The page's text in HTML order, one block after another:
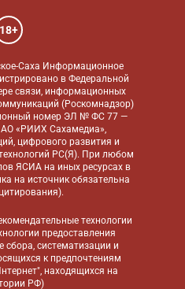
18+
Саха Информационное
в Федеральной
связи, информационных
(Роскомнадзор)
номер ЭЛ № ФС 77 —
АО «РИИХ Сахамедиа»,
цифрового развития и
РС(Я). При любом
ЯСИА на иных ресурсах в
на источник обязательна
).
технологии
предоставления
систематизации и
к предпочтениям
находящихся на
РФ)